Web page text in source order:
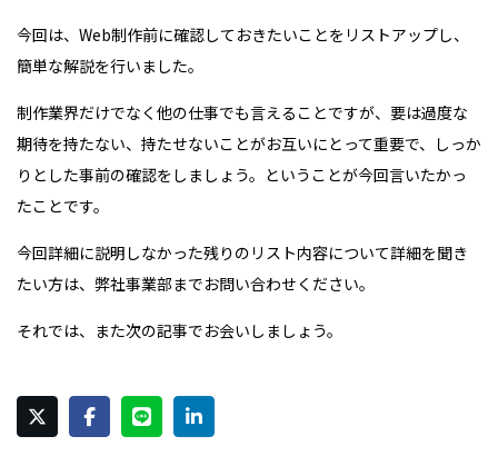
今回は、Web制作前に確認しておきたいことをリストアップし、
簡単な解説を行いました。
制作業界だけでなく他の仕事でも言えることですが、要は過度な
期待を持たない、持たせないことがお互いにとって重要で、しっか
りとした事前の確認をしましょう。ということが今回言いたかっ
たことです。
今回詳細に説明しなかった残りのリスト内容について詳細を聞き
たい方は、弊社事業部までお問い合わせください。
それでは、また次の記事でお会いしましょう。